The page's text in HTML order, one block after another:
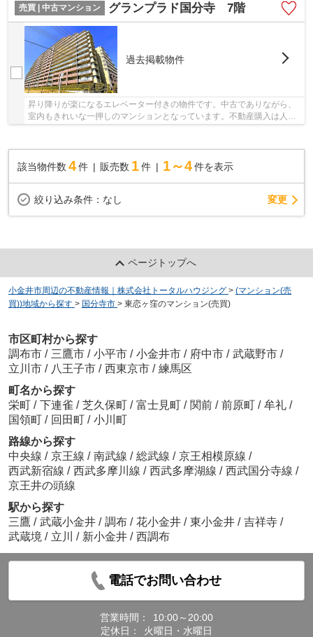
売買 | 中古マンション
グランプラド国分寺 7階
過去掲載物件
昇り降りが楽になるエレベーター付きの物件です。中古でありながら、
室内もきれいな一押しのマンションとなっています。不動産購入は人生
該当物件数 4件 販売数 1 件 1～4 件を表示
絞り込み条件： なし 変更
ページトップへ
小金井市周辺の不動産情報｜株式会社トータルハウジング > (マンション(売
買))地域から探す > 国分寺市 > 東恋ヶ窪のマンション(売買)
市区町村から探す
調布市 / 三鷹市 / 小平市 / 小金井市 / 府中市 / 武蔵野市 /
立川市 / 八王子市 / 西東京市 / 練馬区
町名から探す
栄町 / 下連雀 / 芝久保町 / 富士見町 / 関前 / 前原町 / 牟礼 /
国領町 / 回田町 / 小川町
路線から探す
中央線 / 京王線 / 南武線 / 総武線 / 京王相模原線 /
西武新宿線 / 西武多摩川線 / 西武多摩湖線 / 西武国分寺線 /
京王井の頭線
駅から探す
三鷹 / 武蔵小金井 / 調布 / 花小金井 / 東小金井 / 吉祥寺 /
武蔵境 / 立川 / 新小金井 / 西調布
電話でお問い合わせ
営業時間：
10:00～20:00
定休日：
火曜日・水曜日